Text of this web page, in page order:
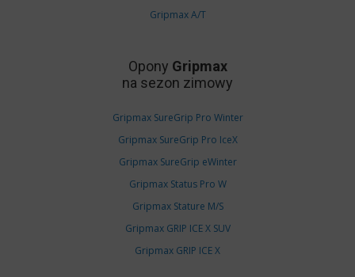
Gripmax A/T
Opony Gripmax
na sezon zimowy
Gripmax SureGrip Pro Winter
Gripmax SureGrip Pro IceX
Gripmax SureGrip eWinter
Gripmax Status Pro W
Gripmax Stature M/S
Gripmax GRIP ICE X SUV
Gripmax GRIP ICE X